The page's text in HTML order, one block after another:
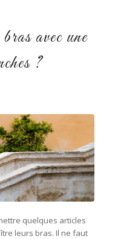
avec une
?
quelques articles
leurs bras. Il ne faut